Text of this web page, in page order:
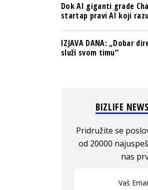
Dok AI giganti grade
startap pravi AI koji
IZJAVA DANA: „Dobar
služi svom timu“
BIZLIFE
Pridružite se
od 20000
nas